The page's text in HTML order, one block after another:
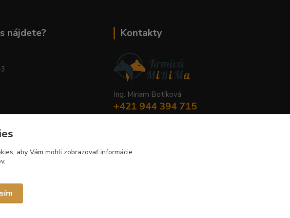
nájdete? Kontakty
Ing. Miriam Botíková
+421 944 394 715
aby Vám mohli zobrazovať informácie